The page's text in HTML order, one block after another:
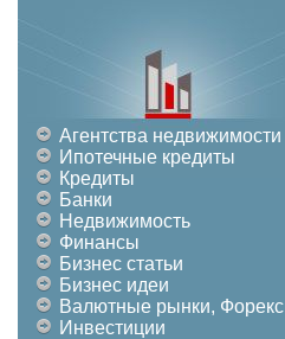
Агентства недвижимости
Ипотечные кредиты
Кредиты
Банки
Недвижимость
Финансы
Бизнес статьи
Бизнес идеи
Валютные рынки, Форекс
Инвестиции